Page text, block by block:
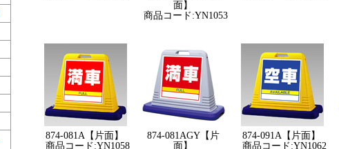
面】
商品コード:YN1053
874-081A【片面】
商品コード:YN1058
874-081AGY【片
面】
874-091A【片面】
商品コード:YN1062